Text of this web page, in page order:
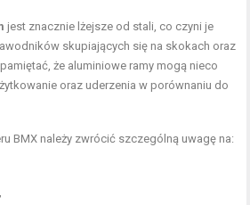
jest znacznie lżejsze od stali, co czyni je
skupiających się na skokach oraz
że aluminiowe ramy mogą nieco
oraz uderzenia w porównaniu do
BMX należy zwrócić szczególną uwagę na: